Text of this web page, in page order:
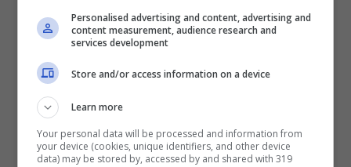
matrimonio tra Alex Belli e Delia Duran,
tutti si sono chiesti qual è stato il motivo
per cui i due non avrebbero potuto
ufficializzare tali promesse d’amore.
LEGGI ANCHE —> GF Vip, Alex e Soleil
Personalised advertising and content, advertising and
content measurement, audience research and
services development
Store and/or access information on a device
Learn more
Your personal data will be processed and information from
your device (cookies, unique identifiers, and other device
data) may be stored by, accessed by and shared with 319